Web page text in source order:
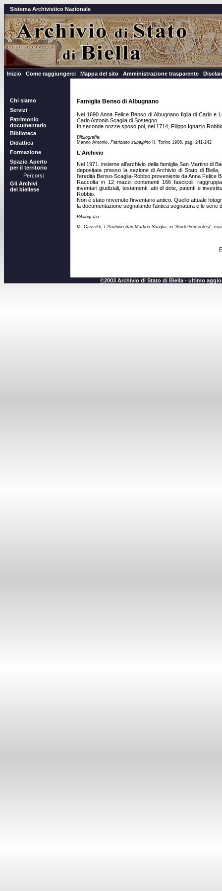
Sistema Archivistico Nazionale
Inizio Come raggiungerci Mappa del sito Amministrazione trasparente
Chi siamo
Servizi
Patrimonio
documentario
Biblioteca
Didattica
Formazione
Spazio Aperto
per il territorio
Percorsi
Gli Archivi
del biellese
Famiglia Benso di Albugnano
Nel 1690 Anna Felice Benso di Albugnano figlia di Carlo e
Carlo Antonio Scaglia di Sostegno.
In seconde nozze sposò poi, nel 1714, Filippo Ignazio
Bibliografia:
Manno Antonio, Patriziato subalpino II, Torino 1906, pag. 241-242
L'Archivio
Nel 1971, insieme all'archivio della famiglia San Martino di
depositata presso la sezione di Archivio di Stato di
l'eredità Benso-Scaglia-Robbio proveniente da Anna Felice
Raccolta in 12 mazzi contenenti 166 fascicoli,
inventari giudiziali, testamenti, atti di dote, patenti e
Robbio.
Non è stato rinvenuto l'inventario antico. Quello attuale
la documentazione segnalando l'antica segnatura e le serie
Bibliografia:
M. Cassetti, L'Archivio San Martino-Scaglia , in 'Studi Piemontesi',
©2003 Archivio di Stato di Biella - ultimo